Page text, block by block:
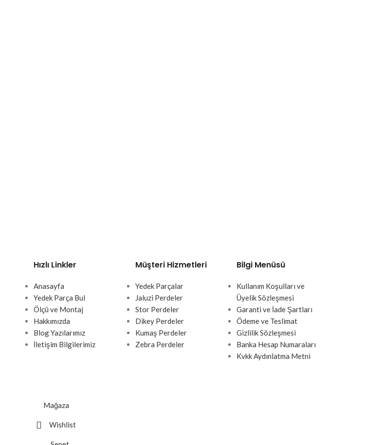
Hızlı Linkler
Anasayfa
Yedek Parça Bul
Ölçü ve Montaj
Hakkımızda
Blog Yazılarımız
İletişim Bilgilerimiz
Müşteri Hizmetleri
Yedek Parçalar
Jaluzi Perdeler
Stor Perdeler
Dikey Perdeler
Kumaş Perdeler
Zebra Perdeler
Bilgi Menüsü
Kullanım Koşulları ve
Üyelik Sözleşmesi
Garanti ve İade Şartları
Ödeme ve Teslimat
Gizlilik Sözleşmesi
Banka Hesap Numaraları
Kvkk Aydınlatma Metni
Mağaza
Wishlist